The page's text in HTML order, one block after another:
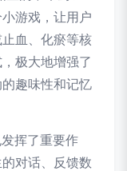
游戏，让用户
血、化瘀等核
极大地增强了
趣味性和记忆
发挥了重要作
对话、反馈数